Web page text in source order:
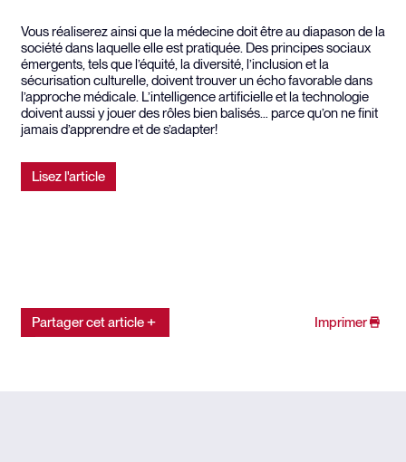
Vous réaliserez ainsi que la médecine doit être au diapason de la
société dans laquelle elle est pratiquée. Des principes sociaux
émergents, tels que l’équité, la diversité, l’inclusion et la
sécurisation culturelle, doivent trouver un écho favorable dans
l’approche médicale. L’intelligence artificielle et la technologie
doivent aussi y jouer des rôles bien balisés… parce qu’on ne finit
jamais d’apprendre et de s’adapter!
Lisez l'article
Partager cet article Imprimer